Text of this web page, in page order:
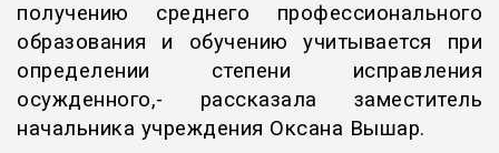
получению среднего профессионального
образования и обучению учитывается при
определении степени исправления
осужденного,- рассказала заместитель
начальника учреждения Оксана Вышар.